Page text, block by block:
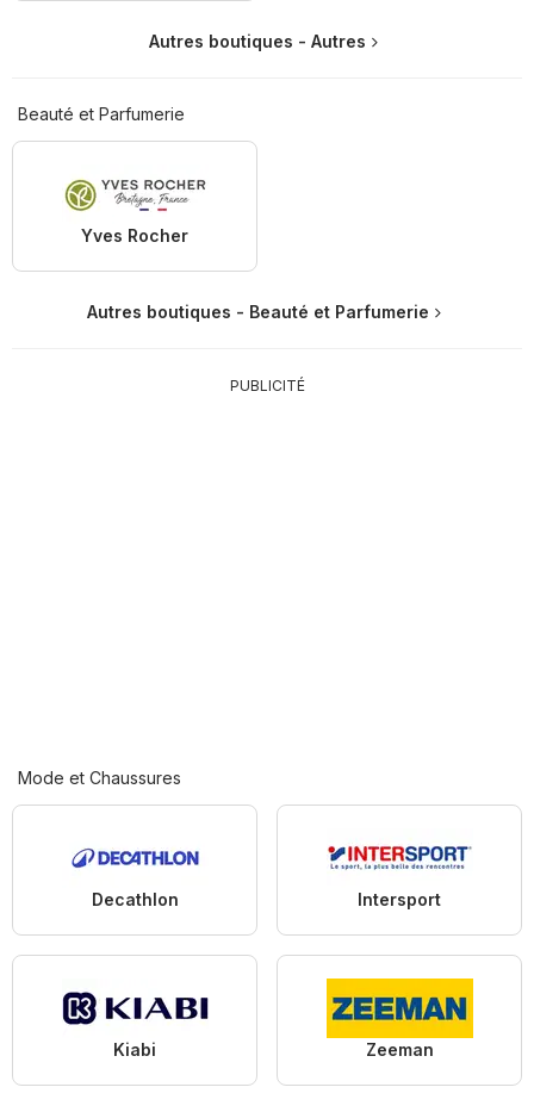
Autres boutiques - Autres
Beauté et Parfumerie
Yves Rocher
Autres boutiques - Beauté et Parfumerie
PUBLICITÉ
Mode et Chaussures
Decathlon Intersport
Kiabi Zeeman